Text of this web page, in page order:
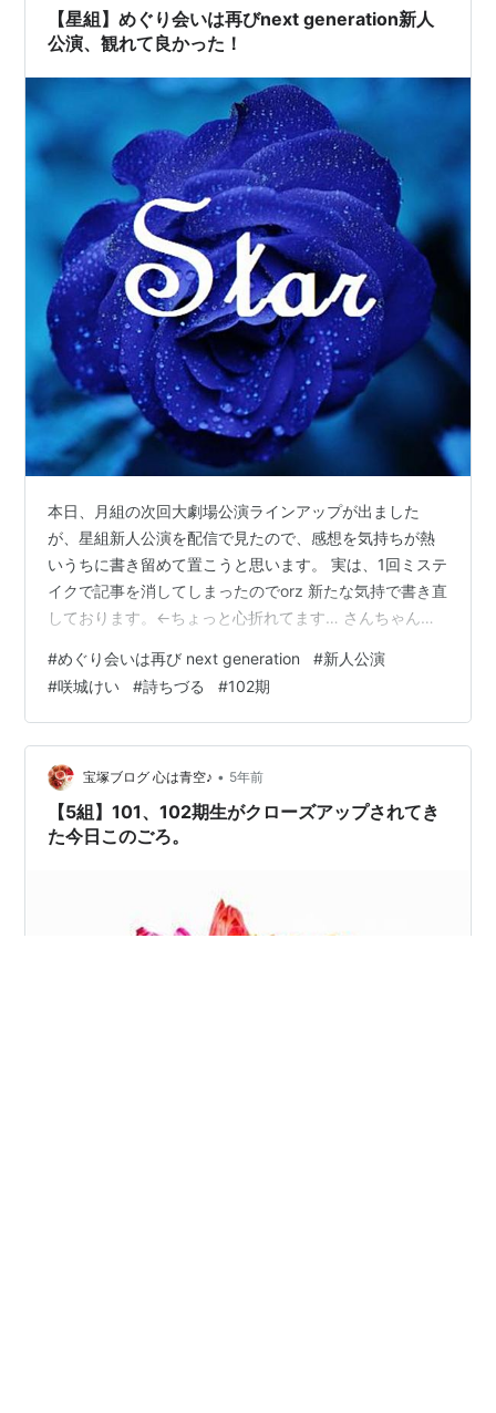
とは叶いませんでした、そしてそのまま新公卒業。 残念
でしたが…
【星組】めぐり会いは再びnext generation新人
公演、観れて良かった！
本日、月組の次回大劇場公演ラインアップが出ました
が、星組新人公演を配信で見たので、感想を気持ちが熱
いうちに書き留めて置こうと思います。 実は、1回ミステ
イクで記事を消してしまったのでorz 新たな気持で書き直
しております。←ちょっと心折れてます… さんちゃん、
止で、宝塚大劇場公演の新人公演がながれてしまって、
東京での新公ができますように、と祈る気持ちでした。
公演できて良かった～！ さんちゃんは、新公最終学年。
ラストチャンスで主演もらえて本当に良かったです♪ 星組
の102期には、トップ候補の天飛華音くんがいるので、割
を食ったかな、という印象…
#めぐり会いは再び next generation #新人公演
#咲城けい #詩ちづる #102期
宝塚ブログ 心は青空♪ • 5年前
【5組】101、102期生がクローズアップされてき
た今日このごろ。